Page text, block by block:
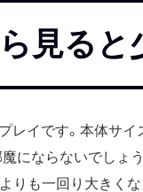
見ると
レイです。本体サイ
にならないでしょ
りも一回り大きくな